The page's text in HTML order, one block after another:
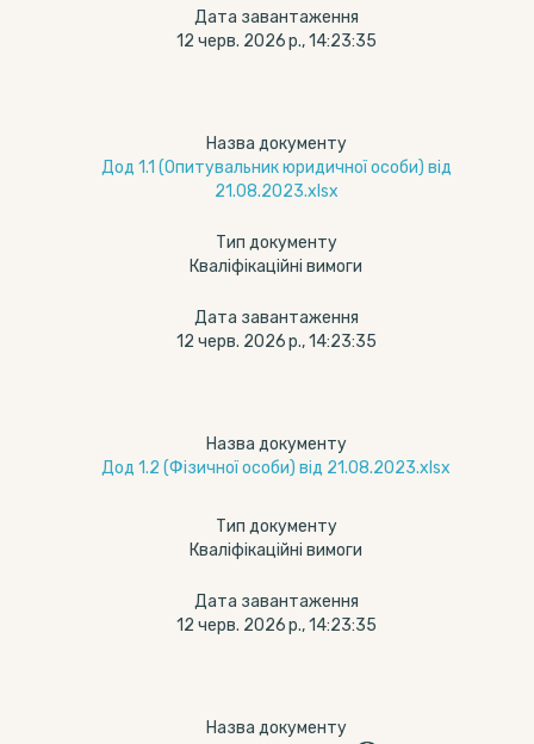
Дата завантаження
12 черв. 2026 р., 14:23:35
Назва документу
Дод 1.1 (Опитувальник юридичної особи) від
21.08.2023.xlsx
Тип документу
Кваліфікаційні вимоги
Дата завантаження
12 черв. 2026 р., 14:23:35
Назва документу
Дод 1.2 (Фізичної особи) від 21.08.2023.xlsx
Тип документу
Кваліфікаційні вимоги
Дата завантаження
12 черв. 2026 р., 14:23:35
Назва документу